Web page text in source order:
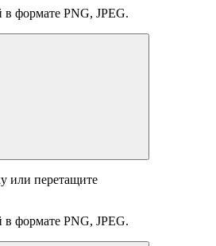
в формате PNG, JPEG.
или перетащите
в формате PNG, JPEG.